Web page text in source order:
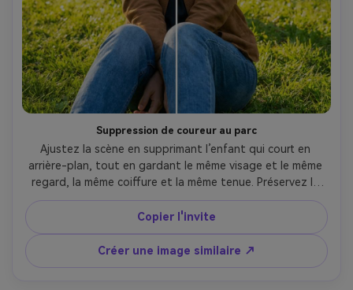
Suppression de coureur au parc
Ajustez la scène en supprimant l’enfant qui court en
arrière-plan, tout en gardant le même visage et le même
regard, la même coiffure et la même tenue. Préservez la
texture de l’herbe, le feuillage des arbres et la direction
des ombres pour que le parc ait toujours un aspect
naturel., avec lumière originale préservée --ar 4:5
Copier l'invite
Créer une image similaire ↗